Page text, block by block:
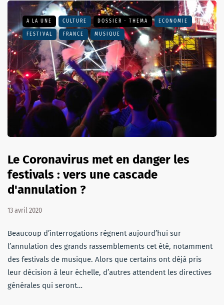
A LA UNE CULTURE DOSSIER - THEMA ECONOMIE
FESTIVAL FRANCE MUSIQUE
Le Coronavirus met en danger les
festivals : vers une cascade
d'annulation ?
13 avril 2020
Beaucoup d’interrogations règnent aujourd’hui sur
l’annulation des grands rassemblements cet été, notamment
des festivals de musique. Alors que certains ont déjà pris
leur décision à leur échelle, d’autres attendent les directives
générales qui seront…